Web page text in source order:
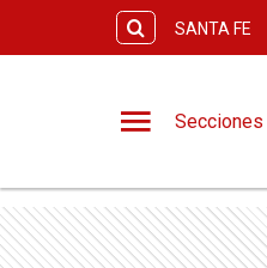
SANTA FE
Secciones